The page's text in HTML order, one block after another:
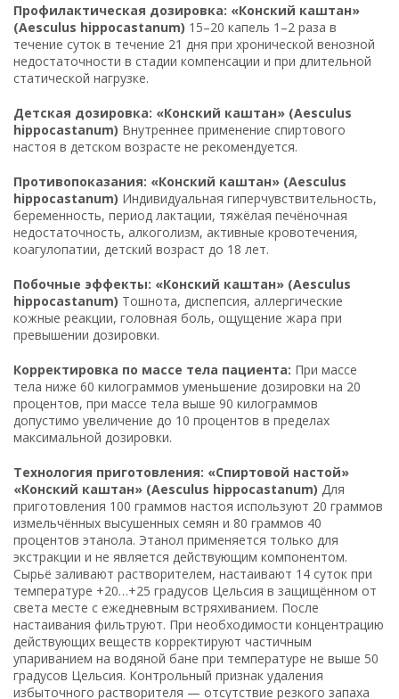
Профилактическая дозировка: «Конский каштан»
(Aesculus hippocastanum) 15–20 капель 1–2 раза в
течение суток в течение 21 дня при хронической венозной
недостаточности в стадии компенсации и при длительной
статической нагрузке.
Детская дозировка: «Конский каштан» (Aesculus
hippocastanum) Внутреннее применение спиртового
настоя в детском возрасте не рекомендуется.
Противопоказания: «Конский каштан» (Aesculus
hippocastanum) Индивидуальная гиперчувствительность,
беременность, период лактации, тяжёлая печёночная
недостаточность, алкоголизм, активные кровотечения,
коагулопатии, детский возраст до 18 лет.
Побочные эффекты: «Конский каштан» (Aesculus
hippocastanum) Тошнота, диспепсия, аллергические
кожные реакции, головная боль, ощущение жара при
превышении дозировки.
Корректировка по массе тела пациента: При массе
тела ниже 60 килограммов уменьшение дозировки на 20
процентов, при массе тела выше 90 килограммов
допустимо увеличение до 10 процентов в пределах
максимальной дозировки.
Технология приготовления: «Спиртовой настой»
«Конский каштан» (Aesculus hippocastanum) Для
приготовления 100 граммов настоя используют 20 граммов
измельчённых высушенных семян и 80 граммов 40
процентов этанола. Этанол применяется только для
экстракции и не является действующим компонентом.
Сырьё заливают растворителем, настаивают 14 суток при
температуре +20…+25 градусов Цельсия в защищённом от
света месте с ежедневным встряхиванием. После
настаивания фильтруют. При необходимости концентрацию
действующих веществ корректируют частичным
упариванием на водяной бане при температуре не выше 50
градусов Цельсия. Контрольный признак удаления
избыточного растворителя — отсутствие резкого запаха